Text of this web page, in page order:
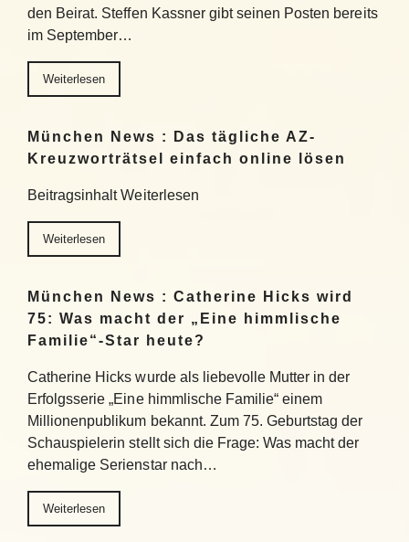
den Beirat. Steffen Kassner gibt seinen Posten bereits
im September…
Weiterlesen
München News : Das tägliche AZ-
Kreuzworträtsel einfach online lösen
Beitragsinhalt Weiterlesen
Weiterlesen
München News : Catherine Hicks wird
75: Was macht der „Eine himmlische
Familie“-Star heute?
Catherine Hicks wurde als liebevolle Mutter in der
Erfolgsserie „Eine himmlische Familie“ einem
Millionenpublikum bekannt. Zum 75. Geburtstag der
Schauspielerin stellt sich die Frage: Was macht der
ehemalige Serienstar nach…
Weiterlesen